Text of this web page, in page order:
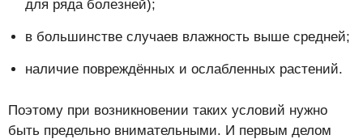
для ряда болезней);
в большинстве случаев влажность выше средней;
наличие повреждённых и ослабленных растений.
Поэтому при возникновении таких условий нужно
быть предельно внимательными. И первым делом